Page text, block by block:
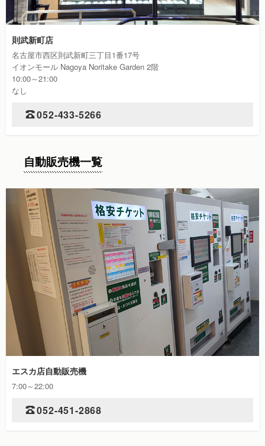
則武新町店
名古屋市西区則武新町三丁目1番17号
イオンモール Nagoya Noritake Garden 2階
10:00～21:00
なし
052-433-5266
自動販売機一覧
エスカ店自動販売機
7:00～22:00
052-451-2868